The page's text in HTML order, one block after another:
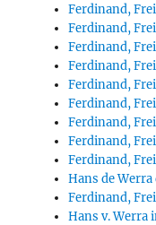
Ferdinand,
Ferdinand,
Ferdinand,
Ferdinand,
Ferdinand,
Ferdinand,
Ferdinand,
Ferdinand,
Ferdinand,
Hans de
Ferdinand,
Hans v. Werra